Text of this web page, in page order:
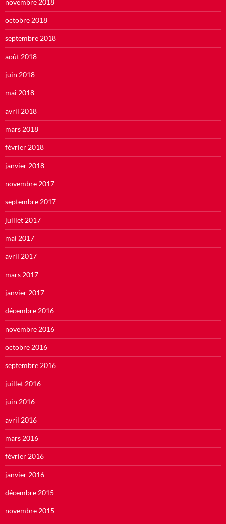
novembre 2018
octobre 2018
septembre 2018
août 2018
juin 2018
mai 2018
avril 2018
mars 2018
février 2018
janvier 2018
novembre 2017
septembre 2017
juillet 2017
mai 2017
avril 2017
mars 2017
janvier 2017
décembre 2016
novembre 2016
octobre 2016
septembre 2016
juillet 2016
juin 2016
avril 2016
mars 2016
février 2016
janvier 2016
décembre 2015
novembre 2015